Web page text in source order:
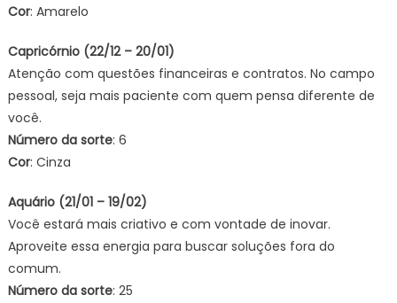
Cor: Amarelo
Capricórnio (22/12 – 20/01)
Atenção com questões financeiras e contratos. No campo
pessoal, seja mais paciente com quem pensa diferente de
você.
Número da sorte: 6
Cor: Cinza
Aquário (21/01 – 19/02)
Você estará mais criativo e com vontade de inovar.
Aproveite essa energia para buscar soluções fora do
comum.
Número da sorte: 25